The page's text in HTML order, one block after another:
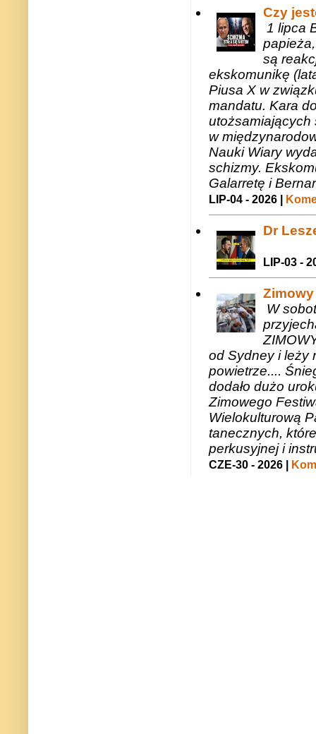
Czy
1 lipca
są
ekskomunikę
Piusa X w
mandatu. Kara
utożsamiających
w
Nauki Wiary
schizmy.
Galarretę i
LIP-04 - 2026 |
Dr
LIP-03 -
W
od Sydney i leży
powietrze....
dodało dużo
Zimowego
Wielokulturową
tanecznych,
perkusyjnej i
CZE-30 - 2026 |